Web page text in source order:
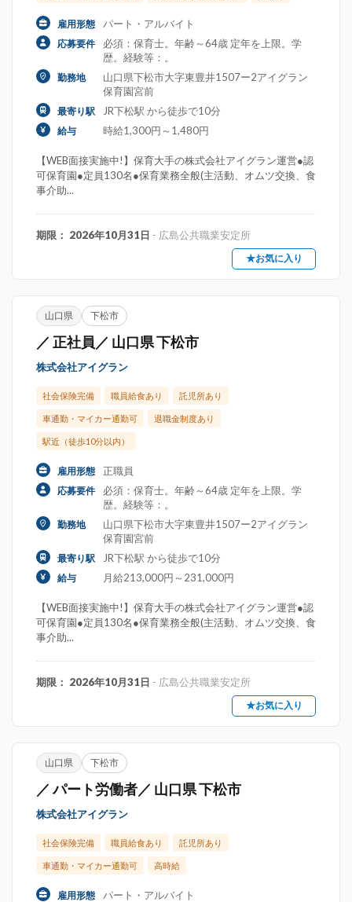
雇用形態 パート・アルバイト
応募要件
必須：保育士。年齢～64歳 定年を上限。学
歴。経験等：。
勤務地
山口県下松市大字東豊井1507ー2アイグラン
保育園宮前
最寄り駅 JR下松駅 から徒歩で10分
給与 時給1,300円～1,480円
【WEB面接実施中!】保育大手の株式会社アイグラン運営●認
可保育園●定員130名●保育業務全般(主活動、オムツ交換、食
事介助...
期限： 2026年10月31日 - 広島公共職業安定所
★お気に入り
山口県 下松市
／ 正社員／ 山口県 下松市
株式会社アイグラン
社会保険完備 職員給食あり 託児所あり
車通勤・マイカー通勤可 退職金制度あり
駅近（徒歩10分以内）
雇用形態 正職員
応募要件
必須：保育士。年齢～64歳 定年を上限。学
歴。経験等：。
勤務地
山口県下松市大字東豊井1507ー2アイグラン
保育園宮前
最寄り駅 JR下松駅 から徒歩で10分
給与 月給213,000円～231,000円
【WEB面接実施中!】保育大手の株式会社アイグラン運営●認
可保育園●定員130名●保育業務全般(主活動、オムツ交換、食
事介助...
期限： 2026年10月31日 - 広島公共職業安定所
★お気に入り
山口県 下松市
／ パート労働者／ 山口県 下松市
株式会社アイグラン
社会保険完備 職員給食あり 託児所あり
車通勤・マイカー通勤可 高時給
雇用形態 パート・アルバイト